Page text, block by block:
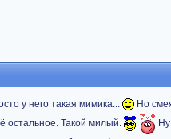
у него такая мимика...
Но
остальное. Такой милый.